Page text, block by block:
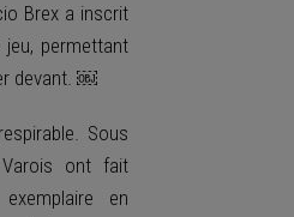
Brex a inscrit
jeu, permettant
devant. ￼
Sous
ont fait
en